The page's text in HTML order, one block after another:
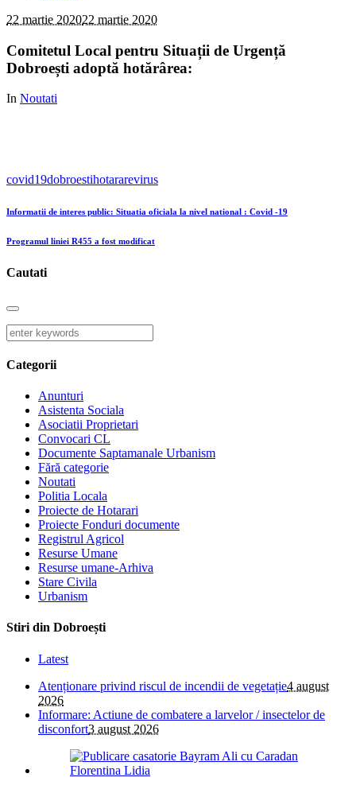
22 martie 202022 martie 2020
Comitetul Local pentru Situații de Urgență
Dobroești adoptă hotărârea:
In Noutati
covid19dobroestihotararevirus
Informatii de interes public: Situatia oficiala la nivel national : Covid -19
Programul liniei R455 a fost modificat
Cautati
Categorii
Anunturi
Asistenta Sociala
Asociatii Proprietari
Convocari CL
Documente Saptamanale Urbanism
Fără categorie
Noutati
Politia Locala
Proiecte de Hotarari
Proiecte Fonduri documente
Registrul Agricol
Resurse Umane
Resurse umane-Arhiva
Stare Civila
Urbanism
Stiri din Dobroești
Latest
Atenționare privind riscul de incendii de vegetație4 august
2026
Informare: Actiune de combatere a larvelor / insectelor de
disconfort3 august 2026